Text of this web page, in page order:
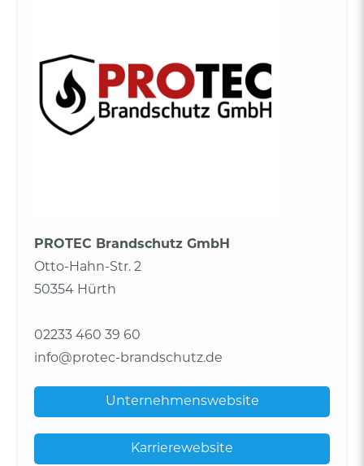
PROTEC Brandschutz GmbH
Otto-Hahn-Str. 2
50354 Hürth
02233 460 39 60
info@protec-brandschutz.de
Unternehmenswebsite
Karrierewebsite